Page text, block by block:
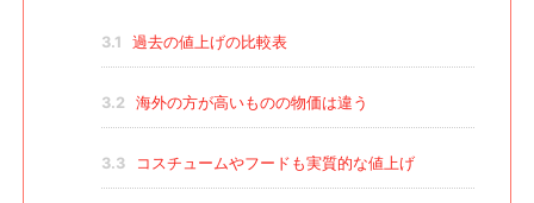
3.1 過去の値上げの比較表
3.2 海外の方が高いものの物価は違う
3.3 コスチュームやフードも実質的な値上げ